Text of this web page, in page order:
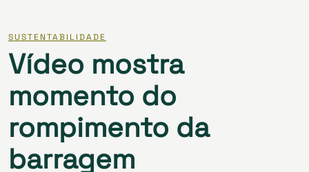
SUSTENTABILIDADE
Vídeo mostra
momento do
rompimento da
barragem